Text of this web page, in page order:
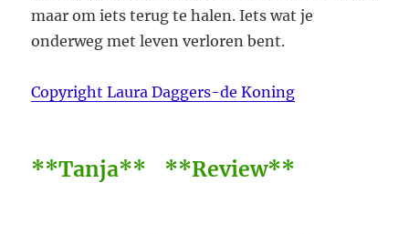
maar om iets terug te halen. Iets wat je
onderweg met leven verloren bent.
Copyright Laura Daggers-de Koning
**Tanja** **Review**